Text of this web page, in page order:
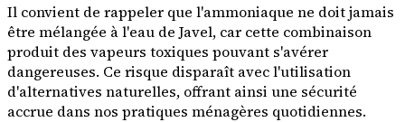
Il convient de rappeler que l'ammoniaque ne doit jamais
être mélangée à l'eau de Javel, car cette combinaison
produit des vapeurs toxiques pouvant s'avérer
dangereuses. Ce risque disparaît avec l'utilisation
d'alternatives naturelles, offrant ainsi une sécurité
accrue dans nos pratiques ménagères quotidiennes.